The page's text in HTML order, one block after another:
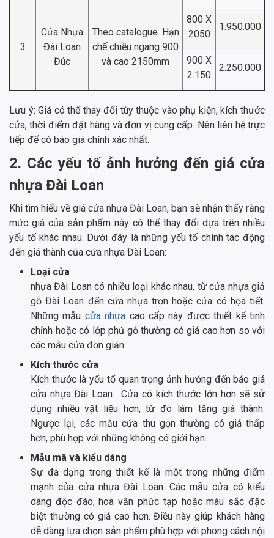
3
Cửa Nhựa
Đài Loan
Đúc
Theo catalogue. Hạn
chế chiều ngang 900
và cao 2150mm
800 X
2050
1.950.000
900 X
2.150
2.250.000
Lưu ý: Giá có thể thay đổi tùy thuộc vào phụ kiện, kích thước
cửa, thời điểm đặt hàng và đơn vị cung cấp. Nên liên hệ trực
tiếp để có báo giá chính xác nhất.
2. Các yếu tố ảnh hưởng đến giá cửa
nhựa Đài Loan
Khi tìm hiểu về giá cửa nhựa Đài Loan, bạn sẽ nhận thấy rằng
mức giá của sản phẩm này có thể thay đổi dựa trên nhiều
yếu tố khác nhau. Dưới đây là những yếu tố chính tác động
đến giá thành của cửa nhựa Đài Loan:
Loại cửa
nhựa Đài Loan có nhiều loại khác nhau, từ cửa nhựa giả
gỗ Đài Loan đến cửa nhựa trơn hoặc cửa có họa tiết.
Những mẫu cửa nhựa cao cấp này được thiết kế tinh
chỉnh hoặc có lớp phủ gỗ thường có giá cao hơn so với
các mẫu cửa đơn giản.
Kích thước cửa
Kích thước là yếu tố quan trọng ảnh hưởng đến báo giá
cửa nhựa Đài Loan . Cửa có kích thước lớn hơn sẽ sử
dụng nhiều vật liệu hơn, từ đó làm tăng giá thành.
Ngược lại, các mẫu cửa thu gọn thường có giá thấp
hơn, phù hợp với những không có giới hạn.
Mẫu mã và kiểu dáng
Sự đa dạng trong thiết kế là một trong những điểm
mạnh của cửa nhựa Đài Loan. Các mẫu cửa có kiểu
dáng độc đáo, hoa văn phức tạp hoặc màu sắc đặc
biệt thường có giá cao hơn. Điều này giúp khách hàng
dễ dàng lựa chọn sản phẩm phù hợp với phong cách nội